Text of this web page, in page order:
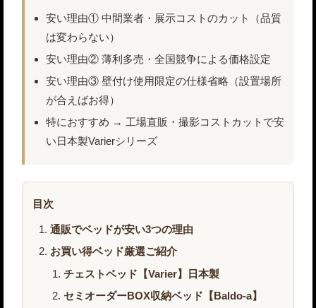
安い理由① 中間業者・展示コストのカット（品質
は変わらない）
安い理由② 薄利多売・全国競争による価格設定
安い理由③ 壁付け使用限定の仕様省略（設置場所
が合えばお得）
特におすすめ → 工場直販・撮影コストカットで安
い日本製Varierシリーズ
目次
通販でベッドが安い3つの理由
お買い得ベッド厳選ご紹介
チェストベッド【Varier】日本製
セミオーダーBOX収納ベッド【Baldo-a】